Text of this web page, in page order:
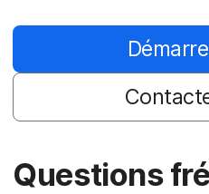
Questions